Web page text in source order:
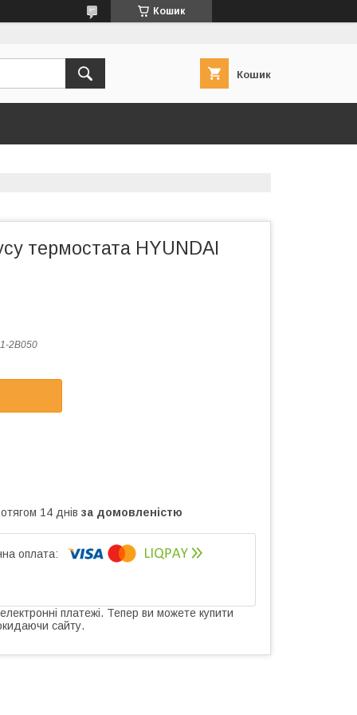
Кошик
Кошик
термостата HYUNDAI
2B050
14 днів за домовленістю
платежі. Тепер ви можете купити
сайту.